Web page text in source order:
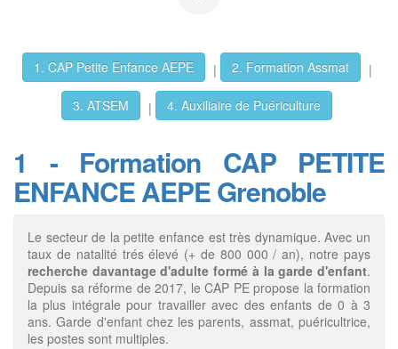
1. CAP Petite Enfance AEPE | 2. Formation Assmat
|
3. ATSEM
| 4. Auxiliaire de Puériculture
1 - Formation CAP PETITE
ENFANCE AEPE Grenoble
Le secteur de la petite enfance est très dynamique. Avec un
taux de natalité trés élevé (+ de 800 000 / an), notre pays
recherche davantage d'adulte formé à la garde d'enfant.
Depuis sa réforme de 2017, le CAP PE propose la formation
la plus intégrale pour travailler avec des enfants de 0 à 3
ans. Garde d'enfant chez les parents, assmat, puéricultrice,
les postes sont multiples.